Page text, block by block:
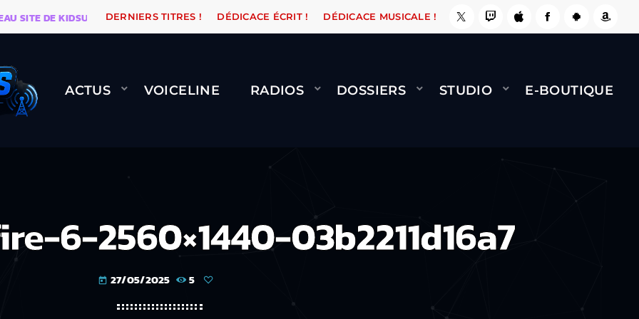
DE KIDSUNE WARÉTRO ORANGE ROAD QUI PASSE, ÇA LE FAIT ! NAMI BERNARD MINET -
DERNIERS TITRES ! DÉDICACE ÉCRIT ! DÉDICACE MUSICALE !
ACTUS VOICELINE RADIOS DOSSIERS STUDIO E-BOUTIQUE
6-2560×1440-03b2211d16a7
today 27/05/2025 5